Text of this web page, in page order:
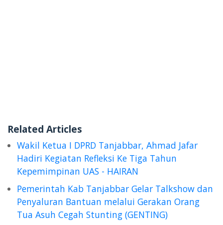
Related Articles
Wakil Ketua I DPRD Tanjabbar, Ahmad Jafar
Hadiri Kegiatan Refleksi Ke Tiga Tahun
Kepemimpinan UAS - HAIRAN
Pemerintah Kab Tanjabbar Gelar Talkshow dan
Penyaluran Bantuan melalui Gerakan Orang
Tua Asuh Cegah Stunting (GENTING)